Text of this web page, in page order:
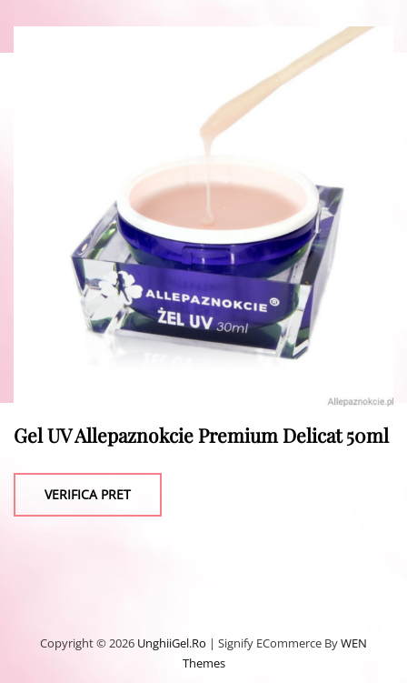
Gel UV Allepaznokcie Premium Delicat 50ml
VERIFICA PRET
Copyright © 2026 UnghiiGel.ro | Signify ECommerce ByWEN
Themes